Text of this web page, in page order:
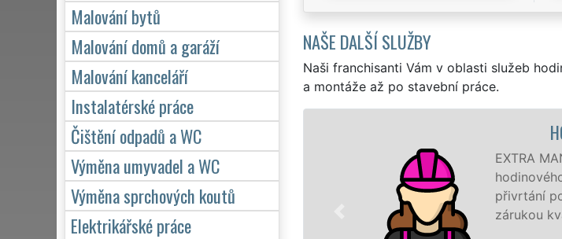
NAŠE DALŠÍ SLUŽBY
Naši franchisanti Vám v oblasti služeb
a montáže až po stavební práce.
EXTRA
přivrtání
zárukou
Malování bytů
Malování domů a garáží
Malování kanceláří
Instalatérské práce
Čištění odpadů a WC
Výměna umyvadel a WC
Výměna sprchových koutů
Elektrikářské práce